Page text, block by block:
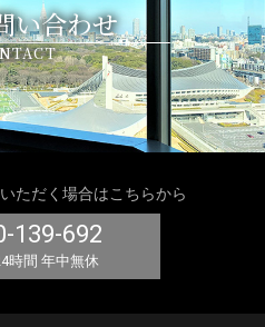
い合わせ
ただく場合はこちらから
139-692
時間 年中無休